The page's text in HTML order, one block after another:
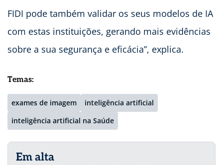
FIDI pode também validar os seus modelos de IA
com estas instituições, gerando mais evidências
sobre a sua segurança e eficácia”, explica.
Temas:
exames de imagem
inteligência artificial
inteligência artificial na Saúde
Em alta